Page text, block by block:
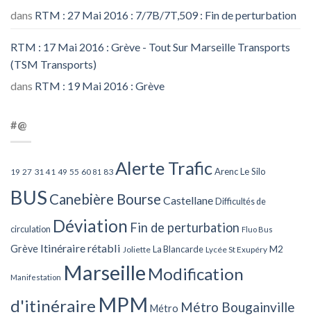
dans RTM : 27 Mai 2016 : 7/7B/7T,509 : Fin de perturbation
RTM : 17 Mai 2016 : Grève - Tout Sur Marseille Transports
(TSM Transports)
dans RTM : 19 Mai 2016 : Grève
#@
19 27 31 41 49 55 60 81 83 Alerte TraficArenc Le Silo
BUS Canebière Bourse Castellane Difficultés de
circulation Déviation Fin de perturbation Fluo Bus
Grève Itinéraire rétabli Joliette La Blancarde Lycée St Exupéry M2
Manifestation Marseille Modification
d'itinéraire MPM Métro Métro Bougainville